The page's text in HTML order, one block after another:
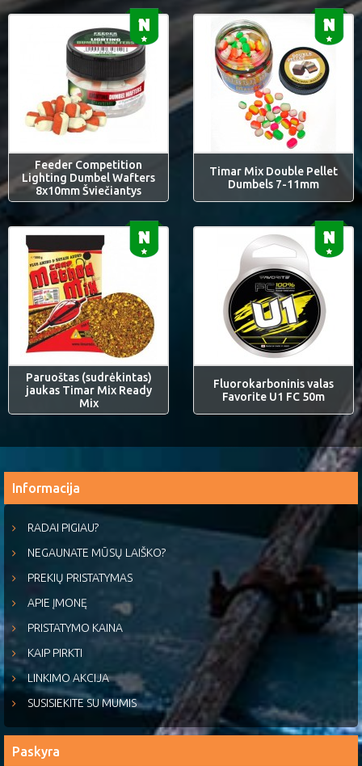
Feeder Competition
Lighting Dumbel Wafters
8x10mm Šviečiantys
Timar Mix Double Pellet
Dumbels 7-11mm
Paruoštas (sudrėkintas)
jaukas Timar Mix Ready
Mix
Fluorokarboninis valas
Favorite U1 FC 50m
Informacija
RADAI PIGIAU?
NEGAUNATE MŪSŲ LAIŠKO?
PREKIŲ PRISTATYMAS
APIE ĮMONĘ
PRISTATYMO KAINA
KAIP PIRKTI
LINKIMO AKCIJA
SUSISIEKITE SU MUMIS
Paskyra